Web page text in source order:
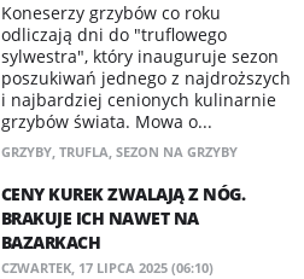
Koneserzy grzybów co roku
odliczają dni do "truflowego
sylwestra", który inauguruje sezon
poszukiwań jednego z najdroższych
i najbardziej cenionych kulinarnie
grzybów świata. Mowa o...
GRZYBY, TRUFLA, SEZON NA GRZYBY
CENY KUREK ZWALAJĄ Z NÓG.
BRAKUJE ICH NAWET NA
BAZARKACH
CZWARTEK, 17 LIPCA 2025 (06:10)